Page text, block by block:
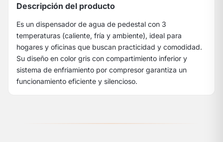
Descripción del producto
Es un dispensador de agua de pedestal con 3
temperaturas (caliente, fría y ambiente), ideal para
hogares y oficinas que buscan practicidad y comodidad.
Su diseño en color gris con compartimiento inferior y
sistema de enfriamiento por compresor garantiza un
funcionamiento eficiente y silencioso.